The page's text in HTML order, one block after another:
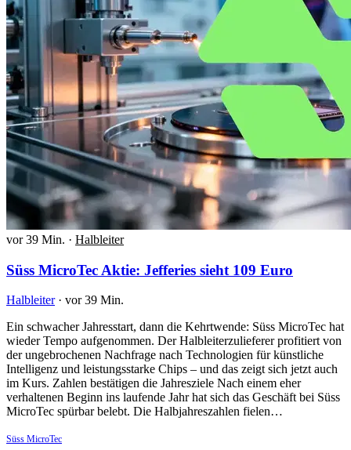
vor 39 Min. · Halbleiter
Süss MicroTec Aktie: Jefferies sieht 109 Euro
Halbleiter · vor 39 Min.
Ein schwacher Jahresstart, dann die Kehrtwende: Süss MicroTec hat
wieder Tempo aufgenommen. Der Halbleiterzulieferer profitiert von
der ungebrochenen Nachfrage nach Technologien für künstliche
Intelligenz und leistungsstarke Chips – und das zeigt sich jetzt auch
im Kurs. Zahlen bestätigen die Jahresziele Nach einem eher
verhaltenen Beginn ins laufende Jahr hat sich das Geschäft bei Süss
MicroTec spürbar belebt. Die Halbjahreszahlen fielen…
Süss MicroTec